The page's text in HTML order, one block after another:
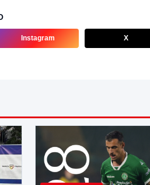
Instagram X